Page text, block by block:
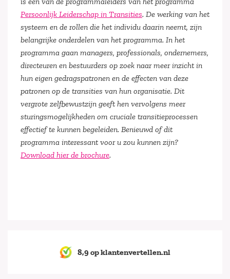
Persoonlijk Leiderschap in Transities. De werking van het
systeem en de rollen die het individu daarin neemt, zijn
belangrijke onderdelen van het programma. In het
programma gaan managers, professionals, ondernemers,
directeuren en bestuurders op zoek naar meer inzicht in
hun eigen gedragspatronen en de effecten van deze
patronen op de transities van hun organisatie. Dit
vergrote zelfbewustzijn geeft hen vervolgens meer
sturingsmogelijkheden om cruciale transitieprocessen
effectief te kunnen begeleiden. Benieuwd of dit
programma interessant voor u zou kunnen zijn?
Download hier de brochure.
8,9 op klantenvertellen.nl